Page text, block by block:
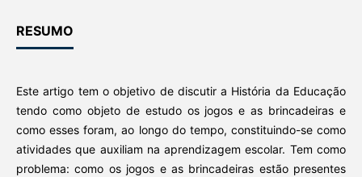
RESUMO
Este artigo tem o objetivo de discutir a História da Educação
tendo como objeto de estudo os jogos e as brincadeiras e
como esses foram, ao longo do tempo, constituindo-se como
atividades que auxiliam na aprendizagem escolar. Tem como
problema: como os jogos e as brincadeiras estão presentes